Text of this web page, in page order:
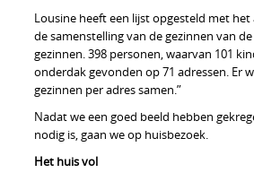
Lousine heeft een lijst opgesteld met
de samenstelling van de gezinnen van
gezinnen. 398 personen, waarvan 101
onderdak gevonden op 71 adressen. Er
gezinnen per adres samen.”
Nadat we een goed beeld hebben
nodig is, gaan we op huisbezoek.
Het huis vol